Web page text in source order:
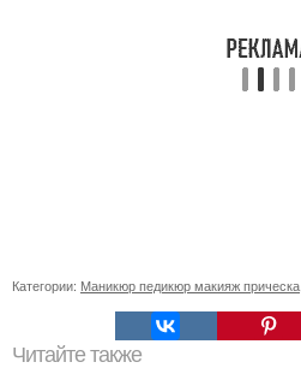
Категории: Маникюр педикюр макияж прическа
Читайте также